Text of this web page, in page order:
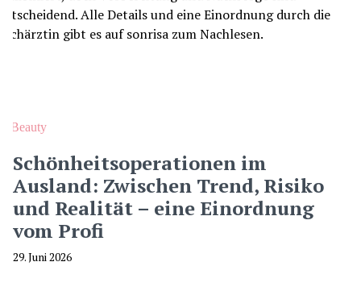
Beauty
Schönheitsoperationen im
Ausland: Zwischen Trend, Risiko
und Realität – eine Einordnung
vom Profi
29. Juni 2026